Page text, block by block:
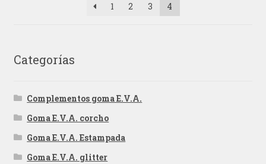
1 2 3 4
Categorías
Complementos goma E.V.A.
Goma E.V.A. corcho
Goma E.V.A. Estampada
Goma E.V.A. glitter